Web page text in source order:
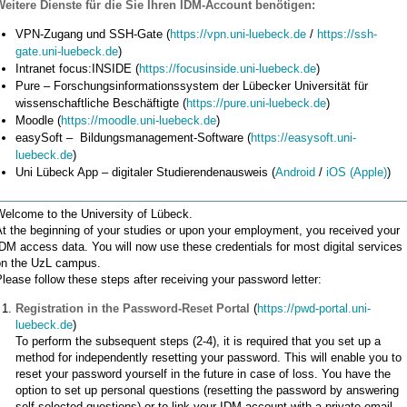
Dienste für die Sie Ihren IDM-Account benötigen:
VPN-Zugang und SSH-Gate (https://vpn.uni-luebeck.de / https://ssh-
gate.uni-luebeck.de)
Intranet focus:INSIDE (https://focusinside.uni-luebeck.de)
Pure – Forschungsinformationssystem der Lübecker Universität für
wissenschaftliche Beschäftigte (https://pure.uni-luebeck.de)
Moodle (https://moodle.uni-luebeck.de)
easySoft – Bildungsmanagement-Software (https://easysoft.uni-
luebeck.de)
Uni Lübeck App – digitaler Studierendenausweis (Android /iOS (Apple))
to the University of Lübeck.
the beginning of your studies or upon your employment, you received your
IDM access data. You will now use these credentials for most digital services
the UzL campus.
follow these steps after receiving your password letter:
Registration in the Password-Reset Portal (https://pwd-portal.uni-
luebeck.de)
To perform the subsequent steps (2-4), it is required that you set up a
method for independently resetting your password. This will enable you to
reset your password yourself in the future in case of loss. You have the
option to set up personal questions (resetting the password by answering